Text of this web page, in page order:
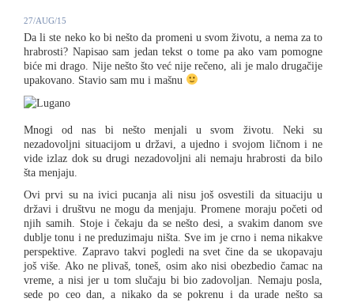
27/AUG/15
Da li ste neko ko bi nešto da promeni u svom životu, a nema za to
hrabrosti? Napisao sam jedan tekst o tome pa ako vam pomogne
biće mi drago. Nije nešto što već nije rečeno, ali je malo drugačije
upakovano. Stavio sam mu i mašnu
Mnogi od nas bi nešto menjali u svom životu. Neki su
nezadovoljni situacijom u državi, a ujedno i svojom ličnom i ne
vide izlaz dok su drugi nezadovoljni ali nemaju hrabrosti da bilo
šta menjaju.
Ovi prvi su na ivici pucanja ali nisu još osvestili da situaciju u
državi i društvu ne mogu da menjaju. Promene moraju početi od
njih samih. Stoje i čekaju da se nešto desi, a svakim danom sve
dublje tonu i ne preduzimaju ništa. Sve im je crno i nema nikakve
perspektive. Zapravo takvi pogledi na svet čine da se ukopavaju
još više. Ako ne plivaš, toneš, osim ako nisi obezbedio čamac na
vreme, a nisi jer u tom slučaju bi bio zadovoljan. Nemaju posla,
sede po ceo dan, a nikako da se pokrenu i da urade nešto sa